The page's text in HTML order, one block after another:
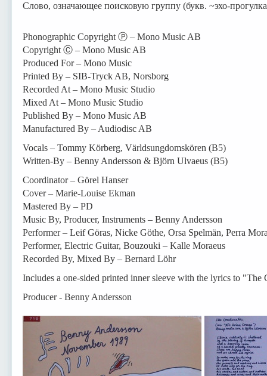
Слово, означающее поисковую группу (букв. ~эхо-
Phonographic Copyright Ⓟ – Mono Music AB
Copyright Ⓒ – Mono Music AB
Produced For – Mono Music
Printed By – SIB-Tryck AB, Norsborg
Recorded At – Mono Music Studio
Mixed At – Mono Music Studio
Published By – Mono Music AB
Manufactured By – Audiodisc AB
Vocals – Tommy Körberg, Världsungdomskören (В5)
Written-By – Benny Andersson & Björn Ulvaeus (В5)
Coordinator – Görel Hanser
Cover – Marie-Louise Ekman
Mastered By – PD
Music By, Producer, Instruments – Benny Andersson
Performer – Leif Göras, Nicke Göthe, Orsa Spelmän, Perra
Performer, Electric Guitar, Bouzouki – Kalle Moraeus
Recorded By, Mixed By – Bernard Löhr
Includes a one-sided printed inner sleeve with the lyrics to "The
Producer - Benny Andersson